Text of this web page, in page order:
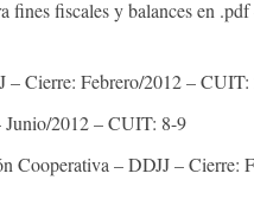
fines fiscales y balances en
– Cierre: Febrero/2012 – CUIT:
Junio/2012 – CUIT: 8-9
Cooperativa – DDJJ – Cierre: